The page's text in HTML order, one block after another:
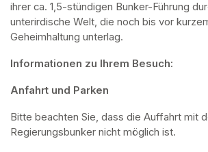
ihrer ca. 1,5-stündigen Bunker-Führung
unterirdische Welt, die noch bis vor
Geheimhaltung unterlag.
Informationen zu Ihrem Besuch:
Anfahrt und Parken
Bitte beachten Sie, dass die Auffahrt mit
Regierungsbunker nicht möglich ist.